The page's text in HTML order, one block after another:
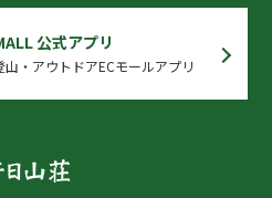
公式アプリ
山・アウトドアECモールアプリ